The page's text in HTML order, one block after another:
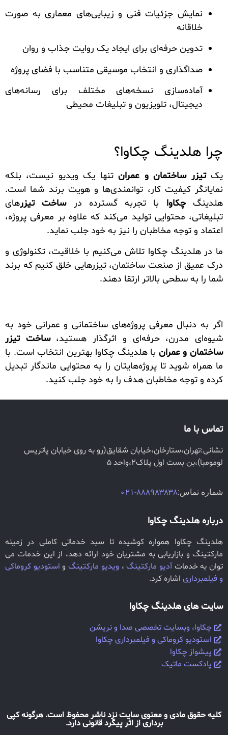
نمایش جزئیات فنی و زیبایی‌های معماری به صورت
خلاقانه
تدوین حرفه‌ای برای ایجاد یک روایت جذاب و روان
صداگذاری و انتخاب موسیقی متناسب با فضای پروژه
آماده‌سازی نسخه‌های مختلف برای رسانه‌های
دیجیتال، تلویزیون و تبلیغات محیطی
چرا هلدینگ چکاوا؟
یکتیزر ساختمان و عمرانتنها یک ویدیو نیست، بلکه
نمایانگر کیفیت کار، توانمندی‌ها و هویت برند شما است.
هلدینگچکاوا با تجربه گسترده درساخت تیزر‌های
تبلیغاتی، محتوایی تولید می‌کند که علاوه بر معرفی پروژه،
اعتماد و توجه مخاطبان را نیز به خود جلب نماید.
ما در هلدینگ چکاوا تلاش می‌کنیم با خلاقیت، تکنولوژی و
درک عمیق از صنعت ساختمان، تیزرهایی خلق کنیم که برند
شما را به سطحی بالاتر ارتقا دهند.
اگر به دنبال معرفی پروژه‌های ساختمانی و عمرانی خود به
شیوه‌ای مدرن، حرفه‌ای و اثرگذار هستید،ساخت تیزر
ساختمان و عمران با هلدینگ چکاوا بهترین انتخاب است. با
ما همراه شوید تا پروژه‌هایتان را به محتوایی ماندگار تبدیل
کرده و توجه مخاطبان هدف را به خود جلب کنید.
تماس با ما
نشانی:تهران،ستارخان،خیابان شقایق(رو به روی خیابان پاتریس
لومومبا)،بن بست اول پلاک2،واحد 5
شماره تماس:888983838-021
درباره هلدینگ چکاوا
هلدینگ چکاوا همواره کوشیده تا سبد خدماتی کاملی در زمینه
مارکتینگ و بازاریابی به مشتریان خود ارائه دهد، از این خدمات می
توان به خدماتآدیو مارکتینگ،ویدیو مارکتینگو استودیو کروماکی
و فیلمبرداری اشاره کرد.
سایت های هلدینگ چکاوا
چکاوا، وبسایت تخصصی صدا و نریشن
استودیو کروماکی و فیلمبرداری چکاوا
پیشواز چکاوا
پادکست ماتیک
کلیه حقوق مادی و معنوی سایت نزد ناشر محفوظ است. هرگونه کپی
برداری از اثر پیگرد قانونی دارد.